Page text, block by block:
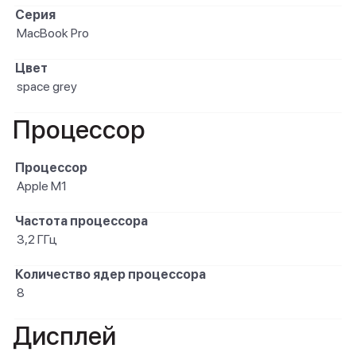
Серия
MacBook Pro
Цвет
space grey
Процессор
Процессор
Apple M1
Частота процессора
3,2 ГГц
Количество ядер процессора
8
Дисплей